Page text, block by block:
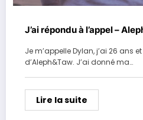
J’ai répondu à l’appel –
Je m’appelle Dylan, j’ai 26 ans
d’Aleph&Taw. J’ai donné ma…
Lire la suite